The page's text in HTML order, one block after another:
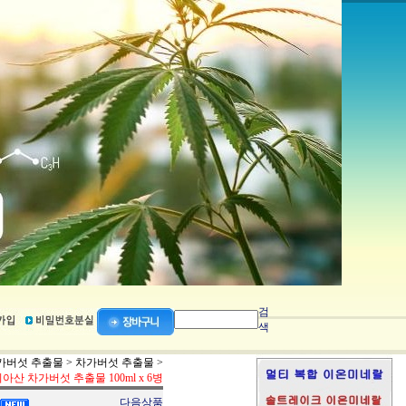
검
색
버섯 추출물 > 차가버섯 추출물 >
산 차가버섯 추출물 100ml x 6병
다음상품